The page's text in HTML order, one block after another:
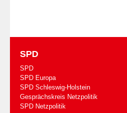
SPD
SPD
SPD Europa
SPD Schleswig-Holstein
Gesprächskreis Netzpolitik
SPD Netzpolitik